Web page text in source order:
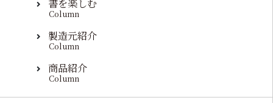
書を楽しむ
Column
製造元紹介
Column
商品紹介
Column